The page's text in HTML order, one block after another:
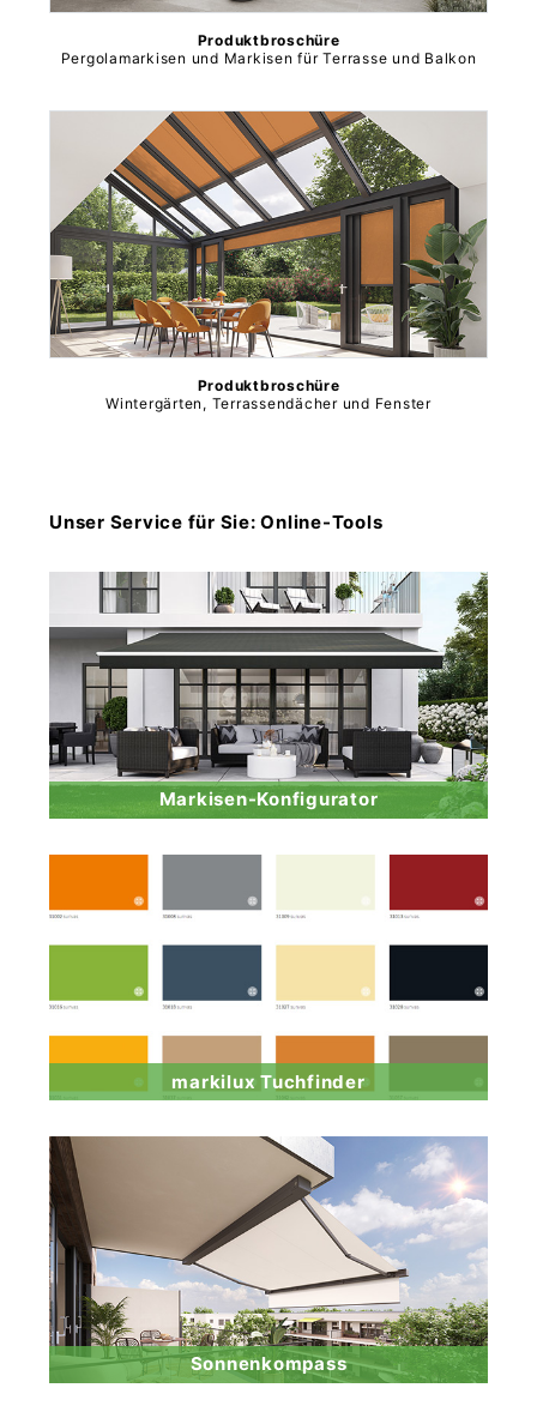
Produktbroschüre
Pergolamarkisen und Markisen für Terrasse und Balkon
Produktbroschüre
Wintergärten, Terrassendächer und Fenster
Unser Service für Sie: Online-Tools
Markisen-Konfigurator
markilux Tuchfinder
Sonnenkompass